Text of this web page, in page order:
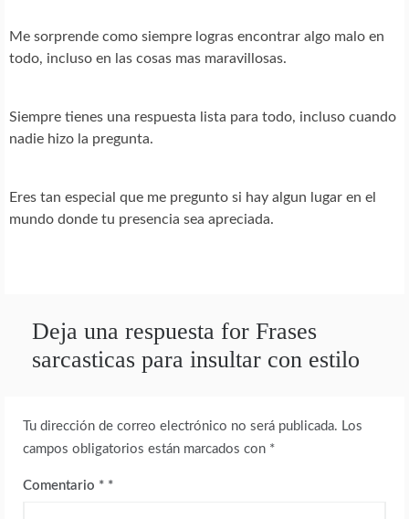
Me sorprende como siempre logras encontrar algo malo en
todo, incluso en las cosas mas maravillosas.
Siempre tienes una respuesta lista para todo, incluso cuando
nadie hizo la pregunta.
Eres tan especial que me pregunto si hay algun lugar en el
mundo donde tu presencia sea apreciada.
Deja una respuesta for Frases
sarcasticas para insultar con estilo
Tu dirección de correo electrónico no será publicada. Los
campos obligatorios están marcados con *
Comentario *